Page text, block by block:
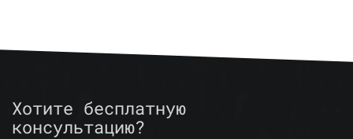
Хотите бесплатную
консультацию?